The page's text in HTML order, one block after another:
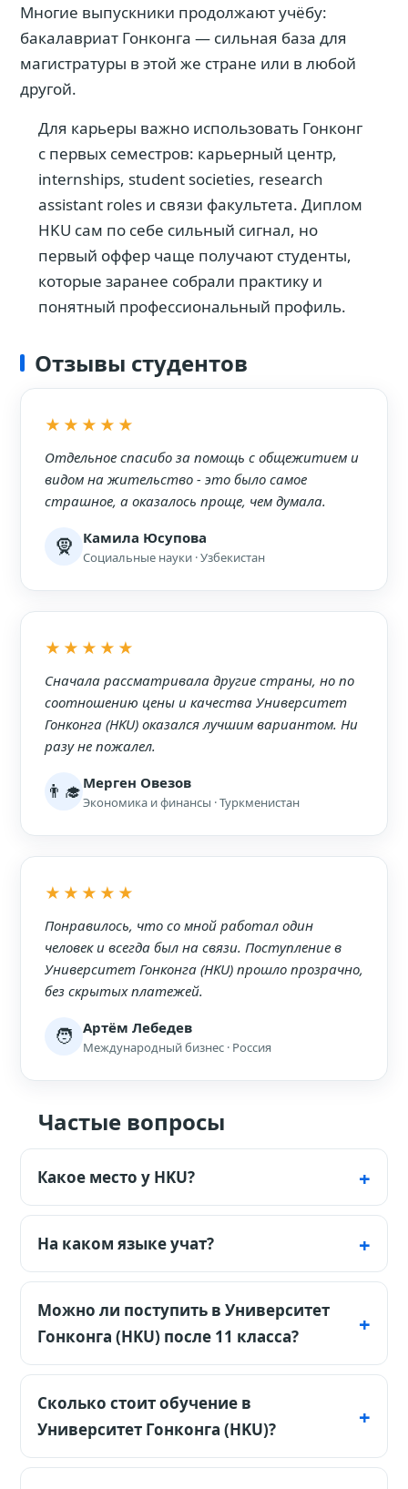
Многие выпускники продолжают учёбу:
бакалавриат Гонконга — сильная база для
магистратуры в этой же стране или в любой
другой.
Для карьеры важно использовать Гонконг
с первых семестров: карьерный центр,
internships, student societies, research
assistant roles и связи факультета. Диплом
HKU сам по себе сильный сигнал, но
первый оффер чаще получают студенты,
которые заранее собрали практику и
понятный профессиональный профиль.
Отзывы студентов
★★★★★
Отдельное спасибо за помощь с общежитием и
видом на жительство - это было самое
страшное, а оказалось проще, чем думала.
🧕 Камила Юсупова
Социальные науки · Узбекистан
★★★★★
Сначала рассматривала другие страны, но по
соотношению цены и качества Университет
Гонконга (HKU) оказался лучшим вариантом. Ни
разу не пожалел.
👨‍🎓 Мерген Овезов
Экономика и финансы · Туркменистан
★★★★★
Понравилось, что со мной работал один
человек и всегда был на связи. Поступление в
Университет Гонконга (HKU) прошло прозрачно,
без скрытых платежей.
🧑 Артём Лебедев
Международный бизнес · Россия
Частые вопросы
Какое место у HKU?
17 в мире по QS - топ-20.
На каком языке учат?
На английском.
Можно ли поступить в Университет
Гонконга (HKU) после 11 класса?
Можно, но HKU — топовый конкурсный
вуз. Нужны сильные оценки, английский
не ниже IELTS 6.5/TOEFL-эквивалента,
мотивация, рекомендации и
Сколько стоит обучение в
Университет Гонконга (HKU)?
Ориентир на 2026–2027 год: обучение от